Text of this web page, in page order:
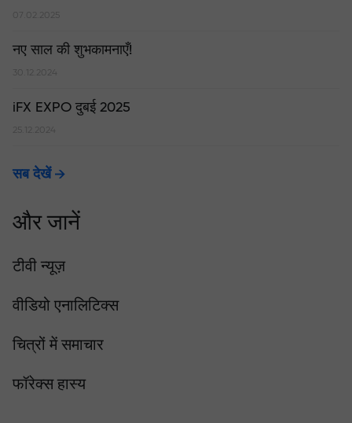
नए साल की शुभकामनाएँ!
30.12.2024
iFX EXPO दुबई 2025
25.12.2024
सब देखें
और जानें
टीवी न्यूज़
वीडियो एनालिटिक्स
चित्रों में समाचार
फॉरेक्स हास्य